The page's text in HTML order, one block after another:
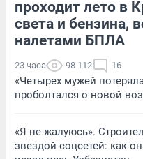
проходит лето в
света и бензина,
налетами БПЛА
23 часа 98 112 16
«Четырех мужей
проболтался о новой
«Я не жалуюсь».
звездой соцсетей: как